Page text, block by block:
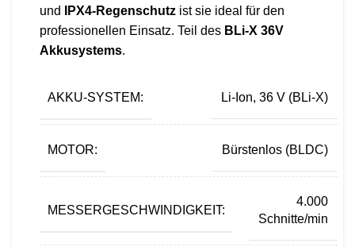
und
IPX4-Regenschutz ist sie ideal für den
professionellen Einsatz. Teil des BLi-X 36V
Akkusystems.
AKKU-SYSTEM: Li-Ion, 36 V (BLi-X)
MOTOR: Bürstenlos (BLDC)
MESSERGESCHWINDIGKEIT:
4.000
Schnitte/min